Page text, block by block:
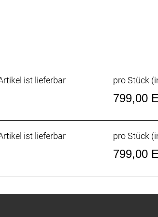
DUAL, 60PTI
ZS56-62mm
12mm rise
Black
ist lieferbar pro Stück
799,00
ist lieferbar pro Stück
799,00